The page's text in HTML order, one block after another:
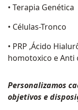
• Terapia Genética
• Células-Tronco
• PRP ,Ácido
homotoxico e Anti
Personalizamos
objetivos e